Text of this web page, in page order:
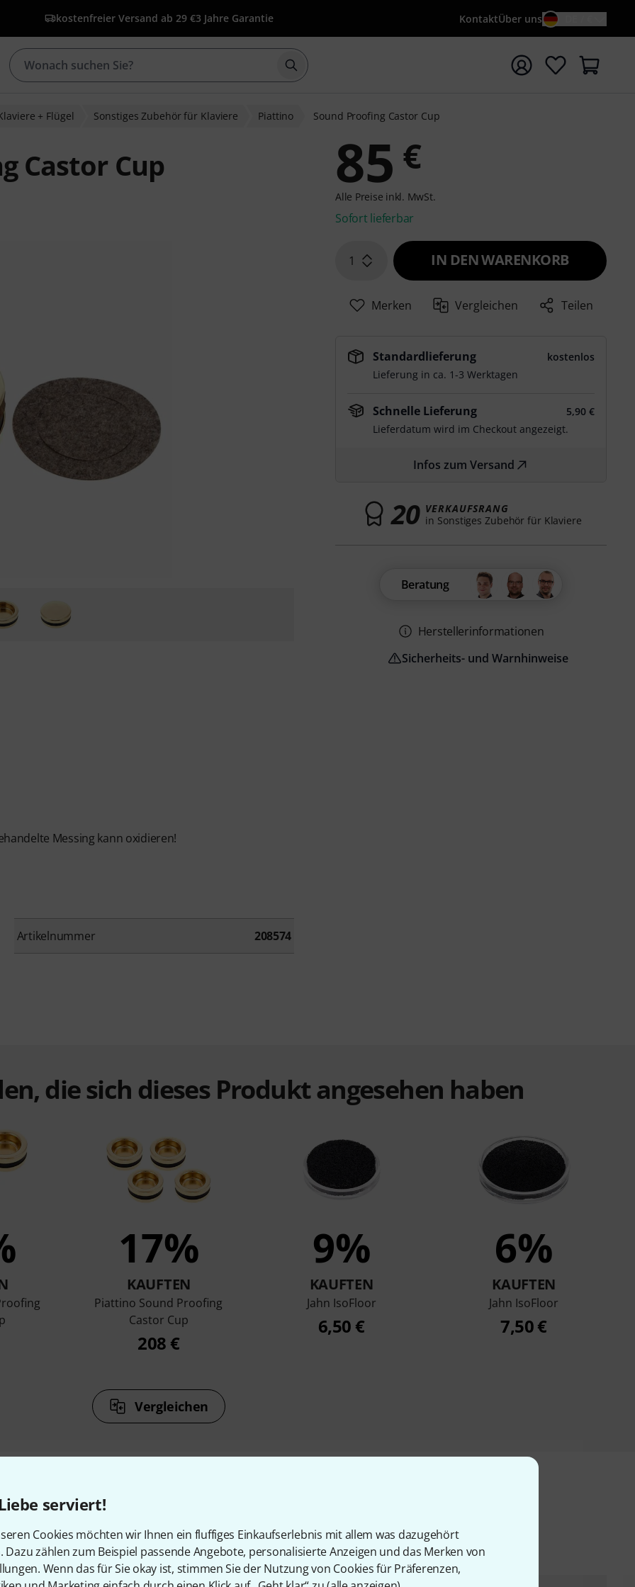
serviert!
Cookies möchten wir Ihnen ein fluffiges Einkaufserlebnis mit allem was dazugehört
Dazu zählen zum Beispiel passende Angebote, personalisierte Anzeigen und das Merken von
Wenn das für Sie okay ist, stimmen Sie der Nutzung von Cookies für Präferenzen,
kostenfreier Versand ab 29 €3 Jahre Garantie KontaktÜber uns
Suche mit Suchwort {searchTerm} starten
+ Flügel Sonstiges Zubehör für Klaviere Piattino Sound Proofing Castor Cup
Castor Cup
Messing kann oxidieren!
Artikelnummer 208574
85 €
Alle Preise inkl. MwSt.
Sofort lieferbar
1 IN DEN WARENKORB
Merken Vergleichen Teilen
Standardlieferung
kostenlos
Lieferung in ca. 1-3 Werktagen
Schnelle Lieferung
5,90 €
Lieferdatum wird im Checkout angezeigt.
Infos zum Versand
20 VERKAUFSRANG
in Sonstiges Zubehör für Klaviere
Beratung
Herstellerinformationen
Sicherheits- und Warnhinweise
die sich dieses Produkt angesehen haben
17%
KAUFTEN
Piattino Sound Proofing
Castor Cup
208 €
9%
KAUFTEN
Jahn IsoFloor
6,50 €
6%
KAUFTEN
Jahn IsoFloor
7,50 €
Vergleichen
& passende Artikel